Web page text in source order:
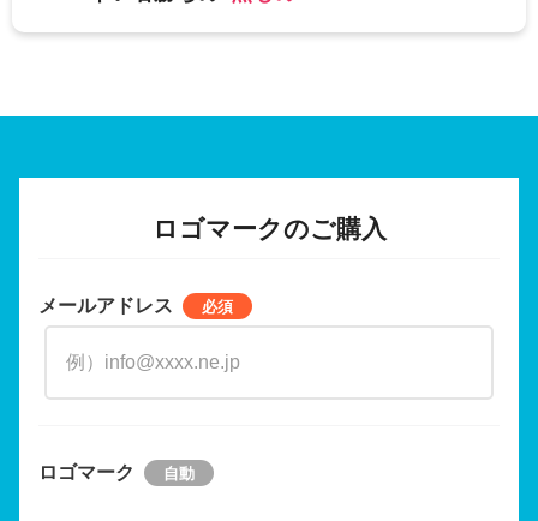
ロゴマークのご購入
メールアドレス
ロゴマーク